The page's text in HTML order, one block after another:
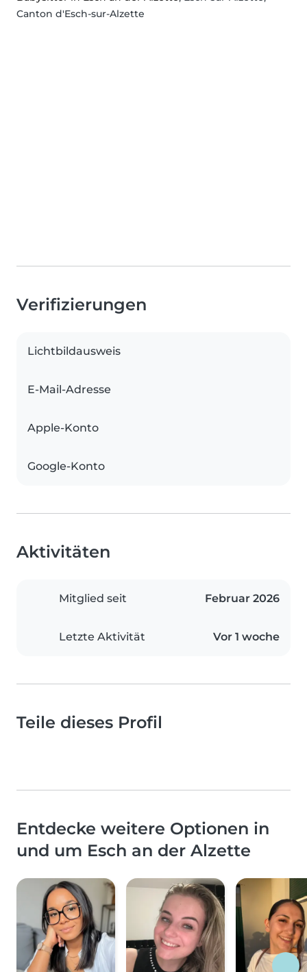
Canton d'Esch-sur-Alzette
Verifizierungen
Lichtbildausweis
E-Mail-Adresse
Apple-Konto
Google-Konto
Aktivitäten
Mitglied seit Februar 2026
Letzte Aktivität Vor 1 woche
Teile dieses Profil
Entdecke weitere Optionen in
und um Esch an der Alzette